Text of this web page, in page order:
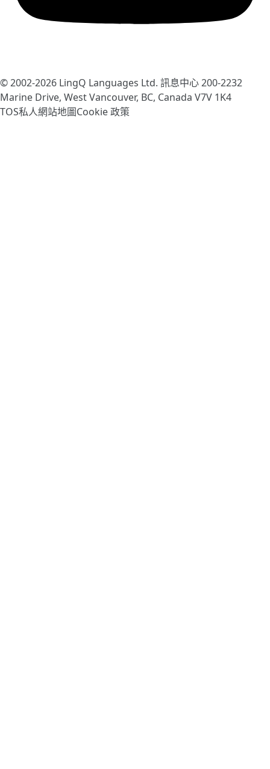
© 2002-2026 LingQ Languages Ltd. 訊息中心 200-2232
Marine Drive, West Vancouver, BC, Canada V7V 1K4
TOS私人網站地圖Cookie 政策